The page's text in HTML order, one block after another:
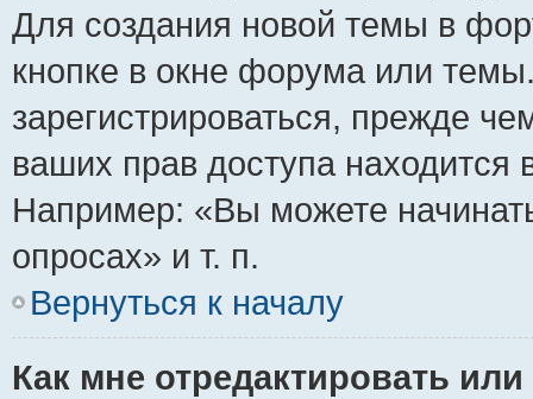
Для создания новой темы в
кнопке в окне форума или
зарегистрироваться, прежде
ваших прав доступа
Например: «Вы можете
опросах» и т. п.
Вернуться к началу
Как мне отредактировать